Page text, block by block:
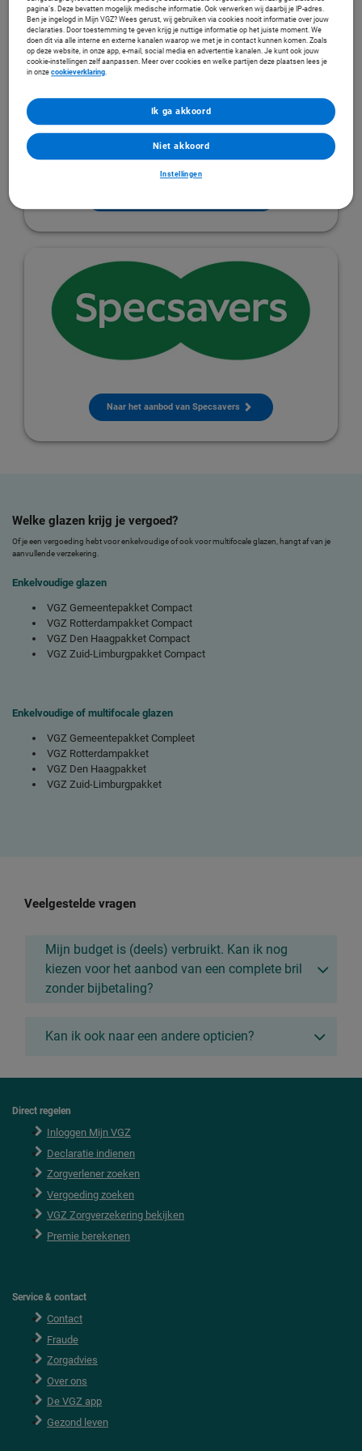
Bekijk het aanbod
Naar het aanbod van Specsavers
Welke glazen krijg je vergoed?
Of je een vergoeding hebt voor enkelvoudige of ook voor multifocale glazen, hangt af van je
aanvullende verzekering.
Enkelvoudige glazen
VGZ Gemeentepakket Compact
VGZ Rotterdampakket Compact
VGZ Den Haagpakket Compact
VGZ Zuid-Limburgpakket Compact
Enkelvoudige of multifocale glazen
VGZ Gemeentepakket Compleet
VGZ Rotterdampakket
VGZ Den Haagpakket
VGZ Zuid-Limburgpakket
Veelgestelde vragen
Mijn budget is (deels) verbruikt. Kan ik nog
kiezen voor het aanbod van een complete bril
zonder bijbetaling?
Kan ik ook naar een andere opticien?
Direct regelen
Inloggen Mijn VGZ
Declaratie indienen
Zorgverlener zoeken
Vergoeding zoeken
VGZ Zorgverzekering bekijken
Premie berekenen
Service & contact
Contact
Fraude
Zorgadvies
Over ons
De VGZ app
Gezond leven
pagina’s. Deze bevatten mogelijk medische informatie. Ook verwerken wij daarbij je IP-adres.
Ben je ingelogd in Mijn VGZ? Wees gerust, wij gebruiken via cookies nooit informatie over jouw
declaraties. Door toestemming te geven krijg je nuttige informatie op het juiste moment. We
doen dit via alle interne en externe kanalen waarop we met je in contact kunnen komen. Zoals
op deze website, in onze app, e-mail, social media en advertentie kanalen. Je kunt ook jouw
cookie-instellingen zelf aanpassen. Meer over cookies en welke partijen deze plaatsen lees je
in onzecookieverklaring.
Instellingen
Niet akkoord
Ik ga akkoord